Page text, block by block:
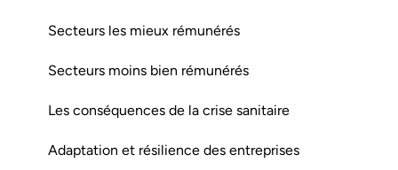
Secteurs les mieux rémunérés
Secteurs moins bien rémunérés
Les conséquences de la crise sanitaire
Adaptation et résilience des entreprises